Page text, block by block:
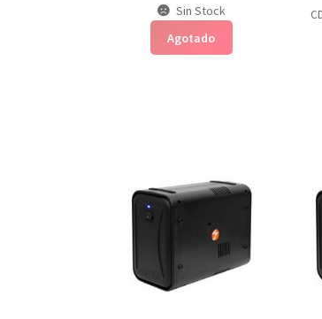
Sin Stock
Agotado